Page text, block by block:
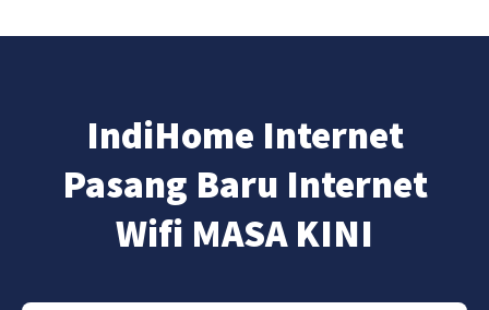
IndiHome Internet
Pasang Baru Internet
Wifi MASA KINI